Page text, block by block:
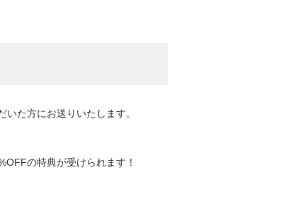
た方にお送りいたします。
の特典が受けられます！